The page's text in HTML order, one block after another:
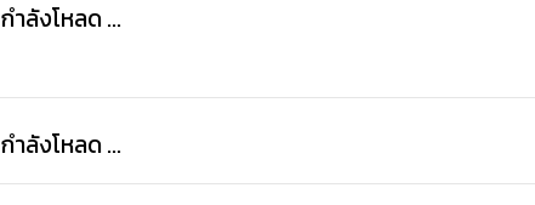
กำลังโหลด ...
กำลังโหลด ...